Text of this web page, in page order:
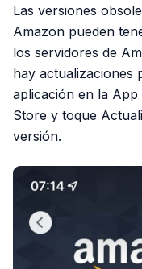
Las versiones
Amazon pueden
los servidores de
hay actualizaciones
aplicación en la
Store y toque
versión.